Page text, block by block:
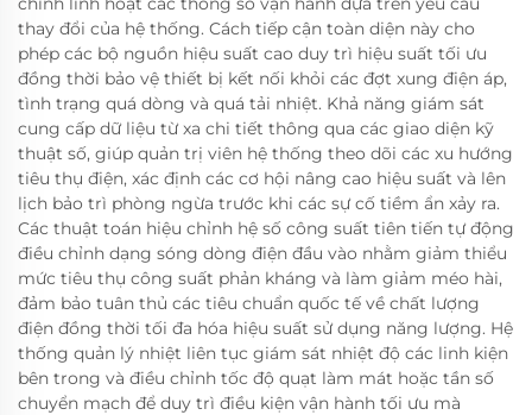
thay đổi của hệ thống. Cách tiếp cận toàn diện này cho
phép các bộ nguồn hiệu suất cao duy trì hiệu suất tối ưu
đồng thời bảo vệ thiết bị kết nối khỏi các đợt xung điện áp,
tình trạng quá dòng và quá tải nhiệt. Khả năng giám sát
cung cấp dữ liệu từ xa chi tiết thông qua các giao diện kỹ
thuật số, giúp quản trị viên hệ thống theo dõi các xu hướng
tiêu thụ điện, xác định các cơ hội nâng cao hiệu suất và lên
lịch bảo trì phòng ngừa trước khi các sự cố tiềm ẩn xảy ra.
Các thuật toán hiệu chỉnh hệ số công suất tiên tiến tự động
điều chỉnh dạng sóng dòng điện đầu vào nhằm giảm thiểu
mức tiêu thụ công suất phản kháng và làm giảm méo hài,
đảm bảo tuân thủ các tiêu chuẩn quốc tế về chất lượng
điện đồng thời tối đa hóa hiệu suất sử dụng năng lượng. Hệ
thống quản lý nhiệt liên tục giám sát nhiệt độ các linh kiện
bên trong và điều chỉnh tốc độ quạt làm mát hoặc tần số
chuyển mạch để duy trì điều kiện vận hành tối ưu mà